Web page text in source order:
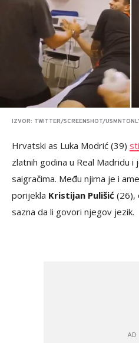
IZVOR: TWITTER/SCREENSHOT/
Hrvatski as Luka Modrić (39)
zlatnih godina u Real Madridu i
saigračima. Među njima je i
porijekla Kristijan Pulišić (26),
sazna da li govori njegov jezik.